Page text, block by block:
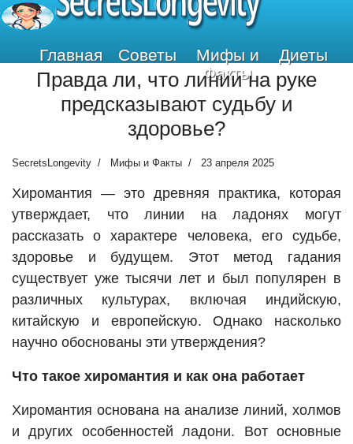
Главная Советы
Мифы и
Факты
Диеты
Правда ли, что линии на руке
предсказывают судьбу и
здоровье?
SecretsLongevity Мифы и Факты 23 апреля 2025
Хиромантия — это древняя практика, которая
утверждает, что линии на ладонях могут
рассказать о характере человека, его судьбе,
здоровье и будущем. Этот метод гадания
существует уже тысячи лет и был популярен в
различных культурах, включая индийскую,
китайскую и европейскую. Однако насколько
научно обоснованы эти утверждения?
Что такое хиромантия и как она работает
Хиромантия основана на анализе линий, холмов
и других особенностей ладони. Вот основные